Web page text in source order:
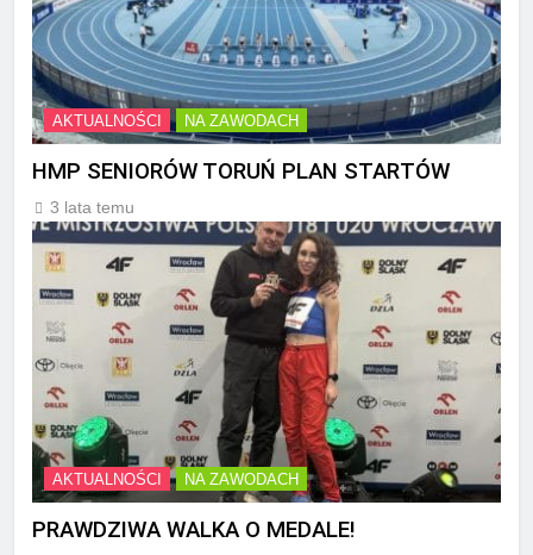
AKTUALNOŚCI NA ZAWODACH
HMP SENIORÓW TORUŃ PLAN STARTÓW
3 lata temu
AKTUALNOŚCI NA ZAWODACH
PRAWDZIWA WALKA O MEDALE!